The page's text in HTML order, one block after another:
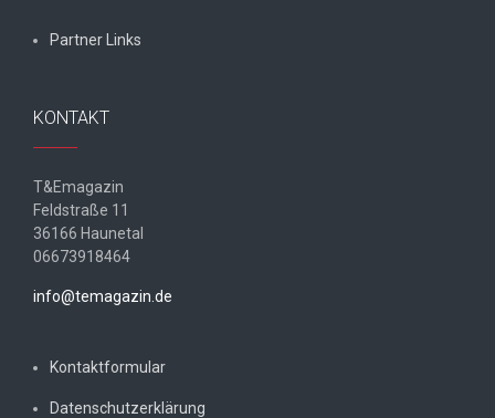
Partner Links
KONTAKT
T&Emagazin
Feldstraße 11
36166 Haunetal
06673918464
info@temagazin.de
Kontaktformular
Datenschutzerklärung